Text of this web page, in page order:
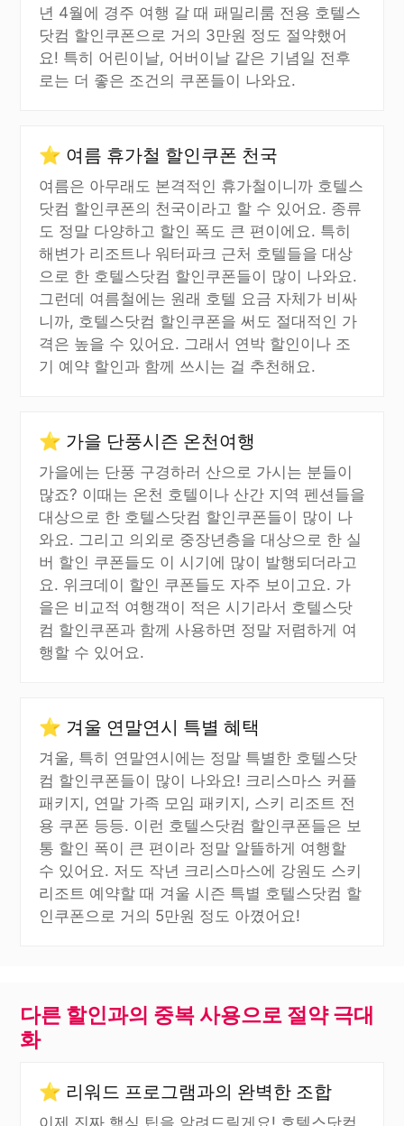
년 4월에 경주 여행 갈 때 패밀리룸 전용 호텔스
닷컴 할인쿠폰으로 거의 3만원 정도 절약했어
요! 특히 어린이날, 어버이날 같은 기념일 전후
로는 더 좋은 조건의 쿠폰들이 나와요.
⭐ 여름 휴가철 할인쿠폰 천국
여름은 아무래도 본격적인 휴가철이니까 호텔스
닷컴 할인쿠폰의 천국이라고 할 수 있어요. 종류
도 정말 다양하고 할인 폭도 큰 편이에요. 특히
해변가 리조트나 워터파크 근처 호텔들을 대상
으로 한 호텔스닷컴 할인쿠폰들이 많이 나와요.
그런데 여름철에는 원래 호텔 요금 자체가 비싸
니까, 호텔스닷컴 할인쿠폰을 써도 절대적인 가
격은 높을 수 있어요. 그래서 연박 할인이나 조
기 예약 할인과 함께 쓰시는 걸 추천해요.
⭐ 가을 단풍시즌 온천여행
가을에는 단풍 구경하러 산으로 가시는 분들이
많죠? 이때는 온천 호텔이나 산간 지역 펜션들을
대상으로 한 호텔스닷컴 할인쿠폰들이 많이 나
와요. 그리고 의외로 중장년층을 대상으로 한 실
버 할인 쿠폰들도 이 시기에 많이 발행되더라고
요. 위크데이 할인 쿠폰들도 자주 보이고요. 가
을은 비교적 여행객이 적은 시기라서 호텔스닷
컴 할인쿠폰과 함께 사용하면 정말 저렴하게 여
행할 수 있어요.
⭐ 겨울 연말연시 특별 혜택
겨울, 특히 연말연시에는 정말 특별한 호텔스닷
컴 할인쿠폰들이 많이 나와요! 크리스마스 커플
패키지, 연말 가족 모임 패키지, 스키 리조트 전
용 쿠폰 등등. 이런 호텔스닷컴 할인쿠폰들은 보
통 할인 폭이 큰 편이라 정말 알뜰하게 여행할
수 있어요. 저도 작년 크리스마스에 강원도 스키
리조트 예약할 때 겨울 시즌 특별 호텔스닷컴 할
인쿠폰으로 거의 5만원 정도 아꼈어요!
다른 할인과의 중복 사용으로 절약 극대
화
⭐ 리워드 프로그램과의 완벽한 조합
이제 진짜 핵심 팁을 알려드릴게요! 호텔스닷컴